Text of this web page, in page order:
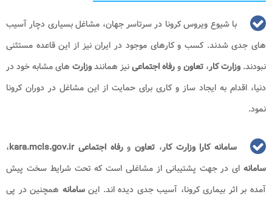
با شیوع ویروس کرونا در سرتاسر جهان، مشاغل بسیاری دچار آسیب
های جدی شدند. کسب و کارهای موجود در ایران نیز از این قاعده مستثنی
نبودند. وزارت کار، تعاونورفاه اجتماعینیز همانندوزارت های مشابه خود در
دنیا، اقدام به ایجاد ساز و کاری برای حمایت از این مشاغل در دوران کرونا
نمود.
سامانه کارا وزارت کار، تعاون ورفاه اجتماعی kara.mcls.gov.ir،
سامانه ای در جهت پشتیبانی از مشاغلی است که تحت شرایط سخت پیش
آمده بر اثر بیماری کرونا، آسیب جدی دیده اند. اینسامانه همچنین در پی